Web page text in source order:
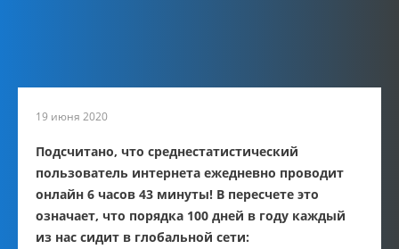
19 июня 2020
Подсчитано, что среднестатистический
пользователь интернета ежедневно проводит
онлайн 6 часов 43 минуты! В пересчете это
означает, что порядка 100 дней в году каждый
из нас сидит в глобальной сети: